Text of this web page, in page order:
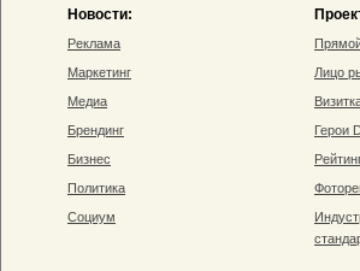
Новости:
Реклама
Маркетинг
Медиа
Брендинг
Бизнес
Политика
Социум
Лицо
Герои